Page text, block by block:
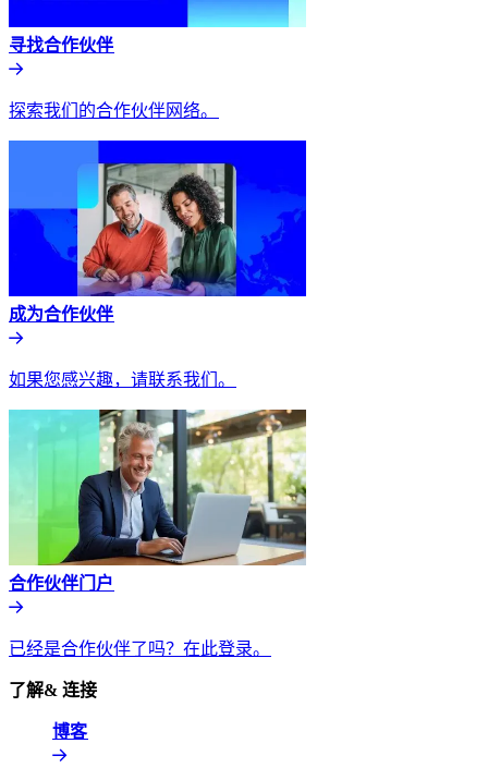
寻找合作伙伴​​
探索我们的合作伙伴网络。​​
成为合作伙伴​​
如果您感兴趣，请联系我们。​​
合作伙伴门户​​
已经是合作伙伴了吗？在此登录。​​
了解& 连接​​
博客​​